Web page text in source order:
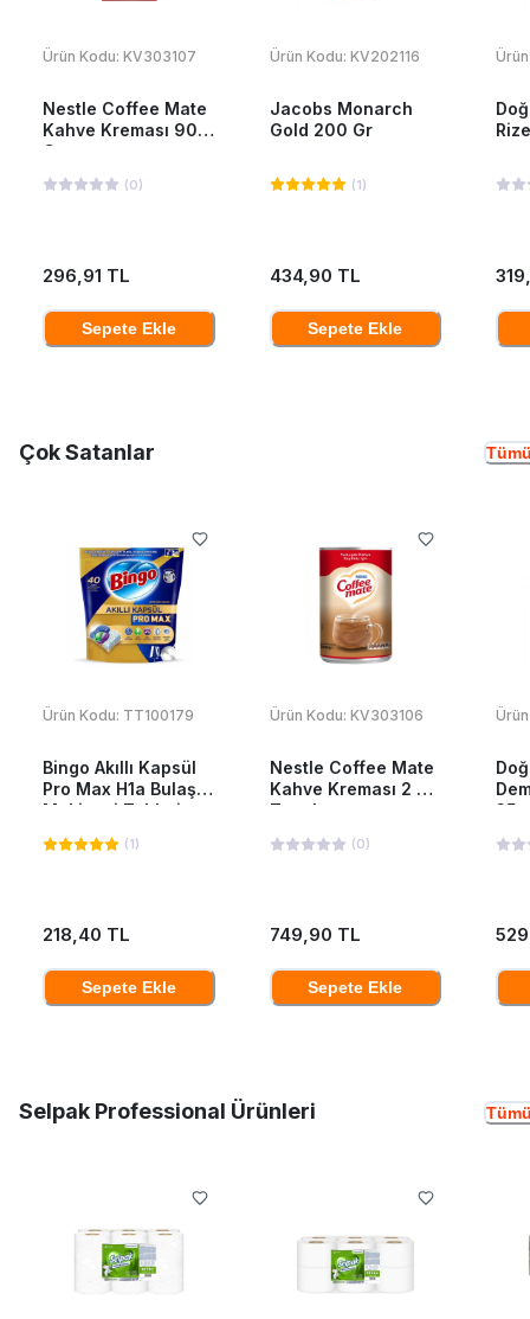
Ürün Kodu: KV303107
Nestle Coffee Mate
Kahve Kreması 900
Gr
(0)
296,91 TL
Sepete Ekle
Ürün Kodu: KV202116
Jacobs Monarch
Gold 200 Gr
(1)
434,90 TL
Sepete Ekle
Çok Satanlar
Ürün Kodu: TT100179
Bingo Akıllı Kapsül
Pro Max H1a Bulaşık
Makinesi Tableti
40'Lı
(1)
218,40 TL
Sepete Ekle
Ürün Kodu: KV303106
Nestle Coffee Mate
Kahve Kreması 2 Kg
Teneke
(0)
749,90 TL
Sepete Ekle
Selpak Professional Ürünleri